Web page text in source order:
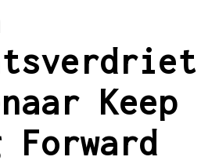
Keep
Forward